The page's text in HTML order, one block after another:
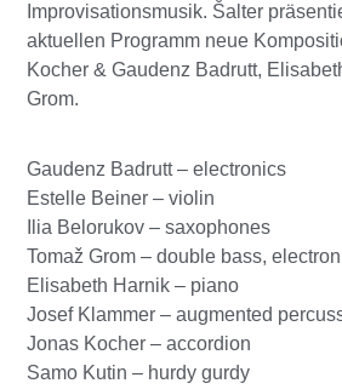
Improvisationsmusik. Šalter
aktuellen Programm neue
Kocher & Gaudenz Badrutt,
Grom.
Gaudenz Badrutt – electronics
Estelle Beiner – violin
Ilia Belorukov – saxophones
Tomaž Grom – double bass,
Elisabeth Harnik – piano
Josef Klammer – augmented
Jonas Kocher – accordion
Samo Kutin – hurdy gurdy